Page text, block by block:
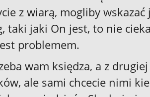
z wiarą, mogliby
taki jaki On jest, to nie
problemem.
wam księdza, a z
ale sami chcecie nimi